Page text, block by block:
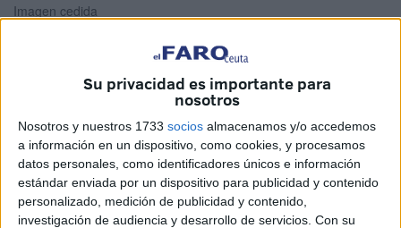
Su privacidad es importante para
nosotros
Nosotros y nuestros 1733 socios almacenamos y/o accedemos
a información en un dispositivo, como cookies, y procesamos
datos personales, como identificadores únicos e información
estándar enviada por un dispositivo para publicidad y contenido
personalizado, medición de publicidad y contenido,
investigación de audiencia y desarrollo de servicios. Con su
Imagen cedida
Siguen las protestas
en Castillejos. Quejas de personas
que se quedaron sin nada, sobre todo aquellas mujeres
transfronterizas que trabajaban en los hogares de Ceuta.
El cierre de la frontera provocó que quedaran sin nada, en
la más pura crisis. Ahora se concentran porque su
situación, dicen, “es cada vez más difícil”.